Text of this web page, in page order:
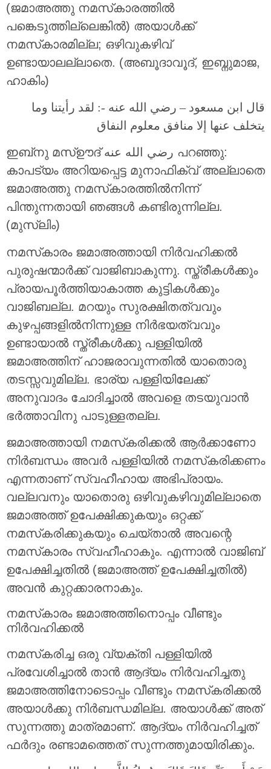
(ജമാഅത്തു നമസ്‌കാരത്തിൽ
പങ്കെടുത്തില്ലെങ്കിൽ) അയാൾക്ക്
നമസ്‌കാരമില്ല; ഒഴിവുകഴിവ്
ഉണ്ടായാലല്ലാതെ. (അബൂദാവൂദ്, ഇബ്നുമാജ,
ഹാകിം)
قال ابن مسعود – رضي الله عنه -: لقد رأيتنا وما
يتخلف عنها إلا منافق معلوم النفاق
ഇബ്‌നു മസ്ഊദ് رضي الله عنه പറഞ്ഞു:
കാപട്യം അറിയപ്പെട്ട മുനാഫിക്വ് അല്ലാതെ
ജമാഅത്തു നമസ്‌കാരത്തിൽനിന്ന്
പിന്തുന്നതായി ഞങ്ങൾ കണ്ടിരുന്നില്ല.
(മുസ്ലിം)
നമസ്‌കാരം ജമാഅത്തായി നിർവഹിക്കൽ
പുരുഷന്മാർക്ക് വാജിബാകുന്നു. സ്ത്രീകൾക്കും
പ്രായപൂർത്തിയാകാത്ത കുട്ടികൾക്കും
വാജിബല്ല. മറയും സുരക്ഷിതത്വവും
കുഴപ്പങ്ങളിൽനിന്നുള്ള നിർഭയത്വവും
ഉണ്ടായാൽ സ്ത്രീകൾക്കു പള്ളിയിൽ
ജമാഅത്തിന് ഹാജരാവുന്നതിൽ യാതൊരു
തടസ്സവുമില്ല. ഭാര്യ പള്ളിയിലേക്ക്
അനുവാദം ചോദിച്ചാൽ അവളെ തടയുവാൻ
ഭർത്താവിനു പാടുള്ളതല്ല.
ജമാഅത്തായി നമസ്‌കരിക്കൽ ആർക്കാണോ
നിർബന്ധം അവർ പള്ളിയിൽ നമസ്‌കരിക്കണം
എന്നതാണ് സ്വഹീഹായ അഭിപ്രായം.
വല്ലവനും യാതൊരു ഒഴിവുകഴിവുമില്ലാതെ
ജമാഅത്ത് ഉപേക്ഷിക്കുകയും ഒറ്റക്ക്
നമസ്‌കരിക്കുകയും ചെയ്താൽ അവന്റെ
നമസ്‌കാരം സ്വഹീഹാകും. എന്നാൽ വാജിബ്
ഉപേക്ഷിച്ചതിൽ (ജമാഅത്ത് ഉപേക്ഷിച്ചതിൽ)
അവൻ കുറ്റക്കാരനാകും.
നമസ്‌കാരം ജമാഅത്തിനൊപ്പം വീണ്ടും
നിർവഹിക്കൽ
നമസ്‌കരിച്ച ഒരു വ്യക്തി പള്ളിയിൽ
പ്രവേശിച്ചാൽ താൻ ആദ്യം നിർവഹിച്ചതു
ജമാഅത്തിനോടൊപ്പം വീണ്ടും നമസ്‌കരിക്കൽ
അയാൾക്കു നിർബന്ധമില്ല. അയാൾക്ക് അത്
സുന്നത്തു മാത്രമാണ്. ആദ്യം നിർവഹിച്ചത്
ഫർദും രണ്ടാമത്തെത് സുന്നത്തുമായിരിക്കും.